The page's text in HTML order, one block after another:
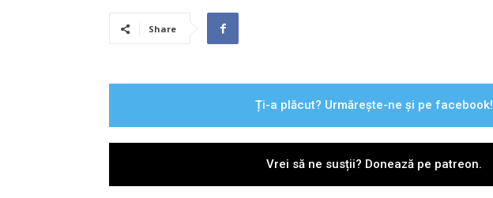
Share
Ți-a plăcut? Urmărește-ne și pe facebook!
Vrei să ne susții? Donează pe patreon.